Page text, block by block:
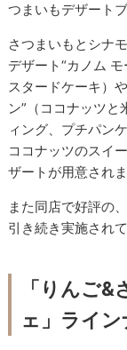
つまいもデザート
さつまいもとシナ
デザート“カノム
スタードケーキ）
ン”（ココナッツ
ィング、プチパン
ココナッツのスイ
ザートが用意されま
また同店で好評の
引き続き実施されて
「りんご
ェ」ライ